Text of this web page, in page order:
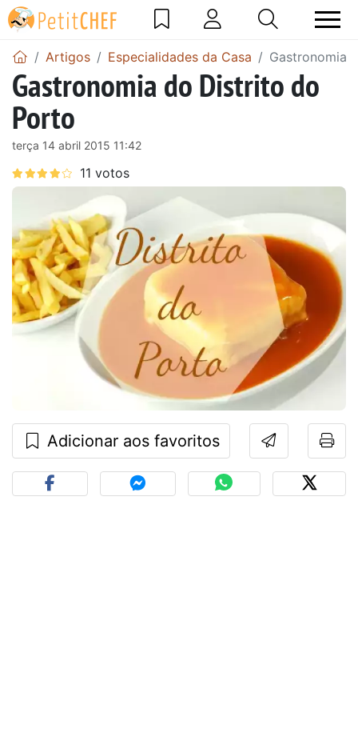
Artigos Especialidades da Casa Gastronomia
Gastronomia do Distrito do
Porto
terça 14 abril 2015 11:42
Adicionar aos favoritos